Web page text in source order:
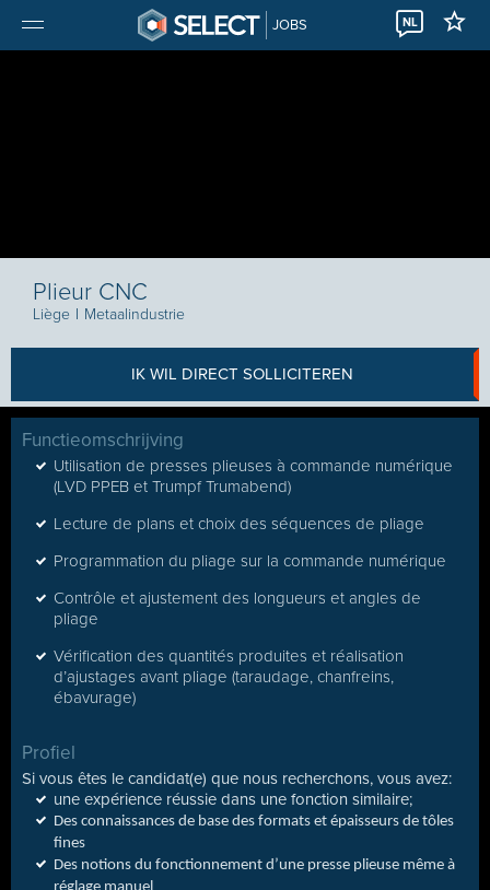
JOBS NL
Plieur CNC
Liège I Metaalindustrie
IK WIL DIRECT SOLLICITEREN
Functieomschrijving
Utilisation de presses plieuses à commande numérique
(LVD PPEB et Trumpf Trumabend)
Lecture de plans et choix des séquences de pliage
Programmation du pliage sur la commande numérique
Contrôle et ajustement des longueurs et angles de
pliage
Vérification des quantités produites et réalisation
d’ajustages avant pliage (taraudage, chanfreins,
ébavurage)
Profiel
Si vous êtes le candidat(e) que nous recherchons, vous avez:
une expérience réussie dans une fonction similaire;
Des connaissances de base des formats et épaisseurs de tôles
fines
Des notions du fonctionnement d’une presse plieuse même à